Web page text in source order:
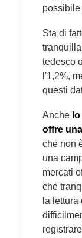
Sta di
tedesco
l'1,2%,
questi
Anche lo
offre
che non
una
mercati
che
la